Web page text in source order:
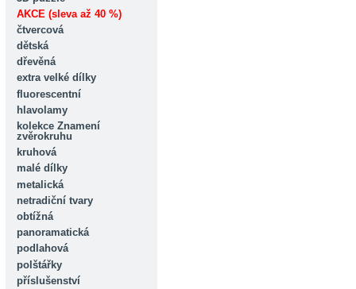
AKCE (sleva až 40 %)
čtvercová
dětská
dřevěná
extra velké dílky
fluorescentní
hlavolamy
kolekce Znamení
zvěrokruhu
kruhová
malé dílky
metalická
netradiční tvary
obtížná
panoramatická
podlahová
polštářky
příslušenství